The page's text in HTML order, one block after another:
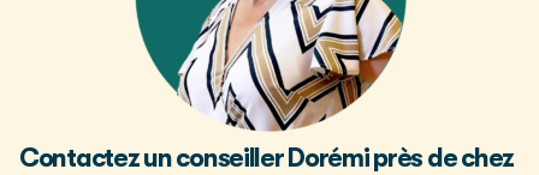
Contactez un conseiller Dorémi près de chez